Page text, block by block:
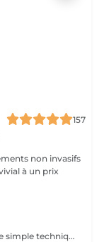
157
non invasifs
à un prix
La pédicure japonaise, c'est bien plus qu'une simple technique de soin des ongles. Le but, c'est vraiment de redonner de l'éclat et de la vitalité aux ongles. Des ingrédients naturels sont utilisés pour chouchouter les ongles et mettre en valeur leur beauté innée : - on nourrit et on renforce les ongles avec des produits comme la cire d'abeille, le lait de riz et le soja. - on utilise des outils spécifiques et des techniques toutes douces, comme un polissage délicat et l'application de pâtes riches en nutriments.